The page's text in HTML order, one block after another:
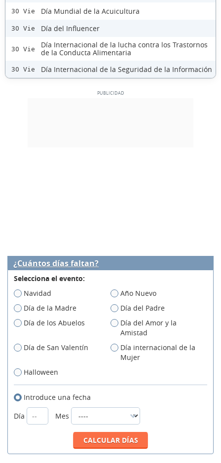
30 Vie Día Mundial de la Acuicultura
30 Vie Día del Influencer
30 Vie
Día Internacional de la lucha contra los Trastornos
de la Conducta Alimentaria
30 Vie Día Internacional de la Seguridad de la Información
¿Cuántos días faltan?
Selecciona el evento:
Navidad
Año Nuevo
Día de la Madre
Día del Padre
Día de los Abuelos
Día del Amor y la
Amistad
Día de San Valentín
Día internacional de la
Mujer
Halloween
Introduce una fecha
Día
Mes